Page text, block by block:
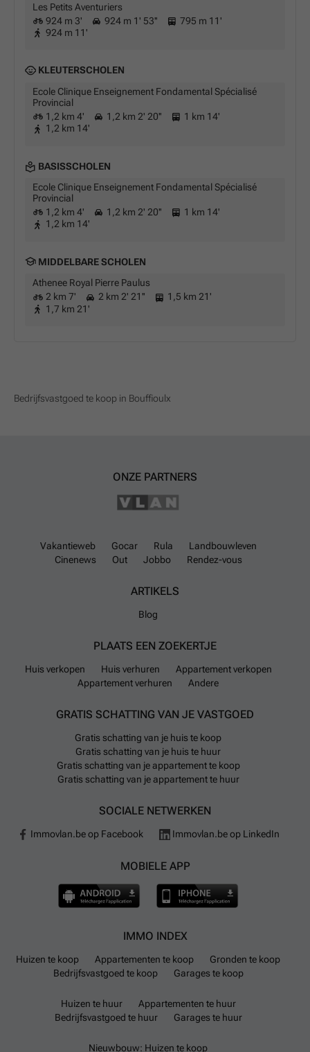
Les Petits Aventuriers
924 m 3'
924 m 1' 53''
795 m 11'
924 m 11'
KLEUTERSCHOLEN
Ecole Clinique Enseignement Fondamental Spécialisé
Provincial
1,2 km 4'
1,2 km 2' 20''
1 km 14'
1,2 km 14'
BASISSCHOLEN
Ecole Clinique Enseignement Fondamental Spécialisé
Provincial
1,2 km 4'
1,2 km 2' 20''
1 km 14'
1,2 km 14'
MIDDELBARE SCHOLEN
Athenee Royal Pierre Paulus
2 km 7'
2 km 2' 21''
1,5 km 21'
1,7 km 21'
Bedrijfsvastgoed te koop in Bouffioulx
ONZE PARTNERS
Vakantieweb Gocar Rula
Landbouwleven
Cinenews
Out Jobbo Rendez-vous
ARTIKELS
Blog
PLAATS EEN ZOEKERTJE
Huis verkopen Huis verhuren
Appartement verkopen
Appartement verhuren
Andere
GRATIS SCHATTING VAN JE VASTGOED
Gratis schatting van je huis te koop
Gratis schatting van je huis te huur
Gratis schatting van je appartement te koop
Gratis schatting van je appartement te huur
SOCIALE NETWERKEN
Immovlan.be op Facebook Immovlan.be op LinkedIn
MOBIELE APP
IMMO INDEX
Huizen te koop Appartementen te koop
Gronden te koop
Bedrijfsvastgoed te koop
Garages te koop
Huizen te huur
Appartementen te huur
Bedrijfsvastgoed te huur
Garages te huur
Nieuwbouw: Huizen te koop